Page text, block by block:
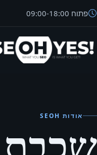
פתוח 09:00-18:00
SEOH
אודות SEOH